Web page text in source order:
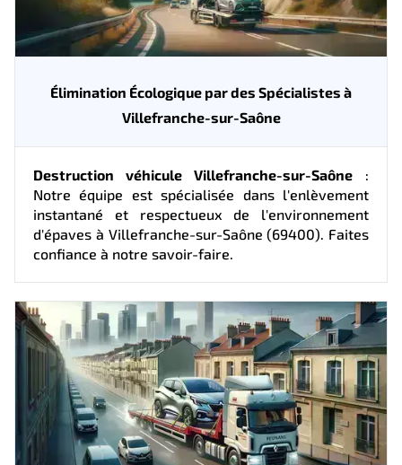
Élimination Écologique par des Spécialistes à
Villefranche-sur-Saône
Destruction véhicule Villefranche-sur-Saône :
Notre équipe est spécialisée dans l'enlèvement
instantané et respectueux de l'environnement
d'épaves à Villefranche-sur-Saône (69400). Faites
confiance à notre savoir-faire.